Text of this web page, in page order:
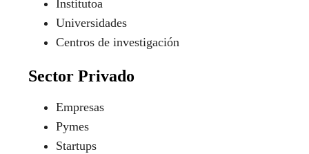
Institutoa
Universidades
Centros de investigación
Sector Privado
Empresas
Pymes
Startups